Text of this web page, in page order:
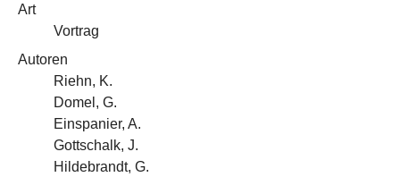
Art
Vortrag
Autoren
Riehn, K.
Domel, G.
Einspanier, A.
Gottschalk, J.
Hildebrandt, G.